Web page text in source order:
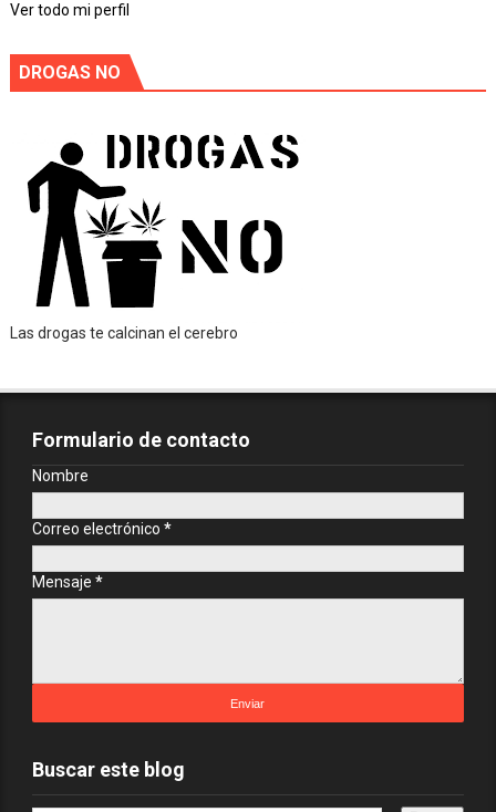
Ver todo mi perfil
DROGAS NO
Las drogas te calcinan el cerebro
Formulario de contacto
Nombre
Correo electrónico *
Mensaje *
Buscar este blog